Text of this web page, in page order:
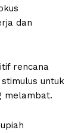
dan
rencana
untuk
melambat.